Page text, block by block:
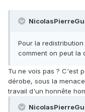
Pour la
comment on peut la
Tu ne vois pas ? C'est
dérobe, sous la
travail d'un honnête